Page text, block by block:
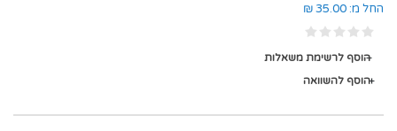
החל מ: 35.00 ₪
הוסף לרשימת משאלות
הוסף להשוואה